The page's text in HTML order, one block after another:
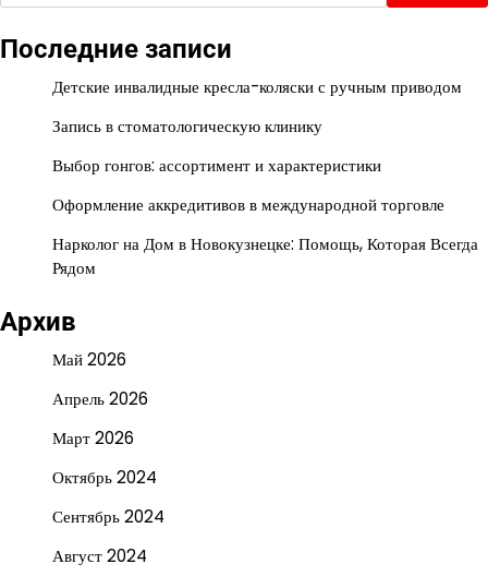
Последние записи
Детские инвалидные кресла-коляски с ручным приводом
Запись в стоматологическую клинику
Выбор гонгов: ассортимент и характеристики
Оформление аккредитивов в международной торговле
Нарколог на Дом в Новокузнецке: Помощь, Которая Всегда
Рядом
Архив
Май 2026
Апрель 2026
Март 2026
Октябрь 2024
Сентябрь 2024
Август 2024